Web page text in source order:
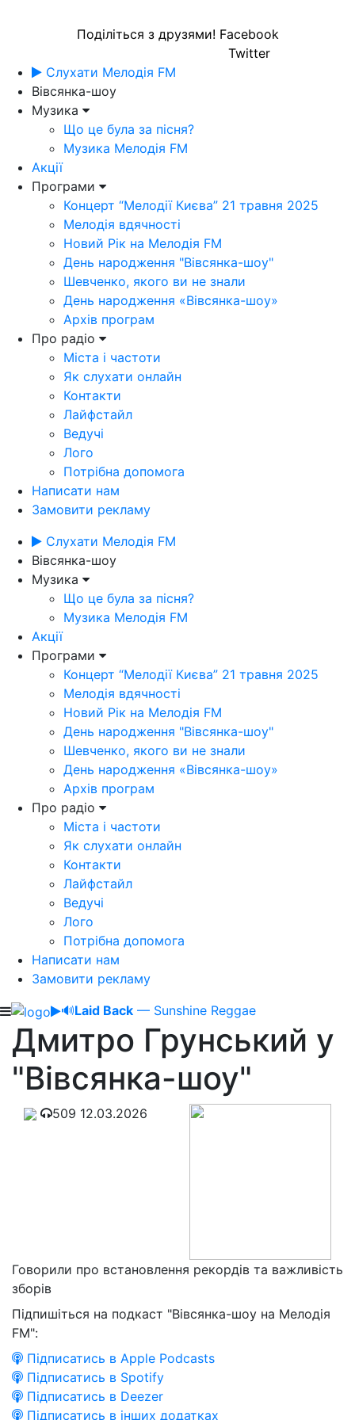
Поділіться з друзями! Facebook
Twitter
Слухати Мелодія FM
Вівсянка-шоу
Музика
Що це була за пісня?
Музика Мелодія FM
Акції
Програми
Концерт “Мелодії Києва” 21 травня 2025
Мелодія вдячності
Новий Рік на Мелодія FM
День народження "Вівсянка-шоу"
Шевченко, якого ви не знали
День народження «Вівсянка-шоу»
Архів програм
Про радіо
Міста і частоти
Як слухати онлайн
Контакти
Лайфстайл
Ведучі
Лого
Потрібна допомога
Написати нам
Замовити рекламу
Слухати Мелодія FM
Вівсянка-шоу
Музика
Що це була за пісня?
Музика Мелодія FM
Акції
Програми
Концерт “Мелодії Києва” 21 травня 2025
Мелодія вдячності
Новий Рік на Мелодія FM
День народження "Вівсянка-шоу"
Шевченко, якого ви не знали
День народження «Вівсянка-шоу»
Архів програм
Про радіо
Міста і частоти
Як слухати онлайн
Контакти
Лайфстайл
Ведучі
Лого
Потрібна допомога
Написати нам
Замовити рекламу
🔊Laid Back — Sunshine Reggae
Дмитро Грунський у
"Вівсянка-шоу"
509 12.03.2026
Говорили про встановлення рекордів та важливість
зборів
Підпишіться на подкаст "Вівсянка-шоу на Мелодія
FM":
Підписатись в Apple Podcasts
Підписатись в Spotify
Підписатись в Deezer
Підписатись в інших додатках